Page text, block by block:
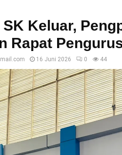
SK Keluar,
Rapat
16 Juni 2026 0 44